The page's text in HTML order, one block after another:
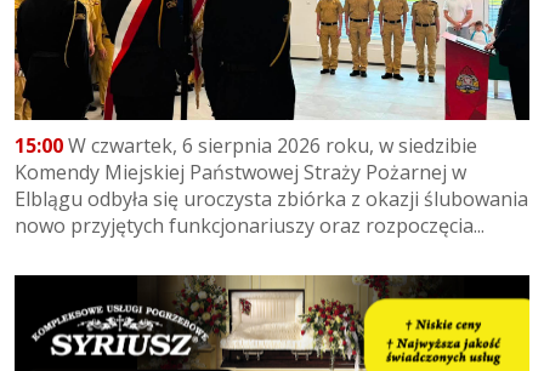
15:00W czwartek, 6 sierpnia 2026 roku, w siedzibie
Komendy Miejskiej Państwowej Straży Pożarnej w
Elblągu odbyła się uroczysta zbiórka z okazji ślubowania
nowo przyjętych funkcjonariuszy oraz rozpoczęcia...